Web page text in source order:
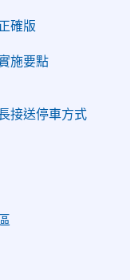
確版
施要點
接送停車方式